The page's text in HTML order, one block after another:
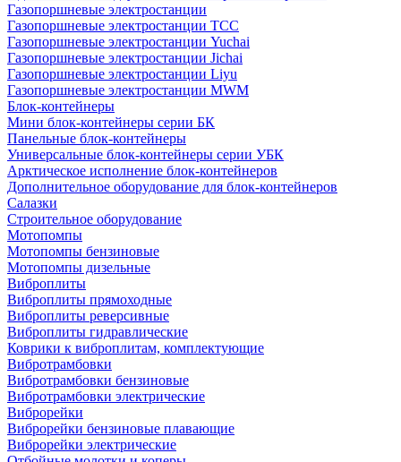
Газопоршневые электростанции
Газопоршневые электростанции ТСС
Газопоршневые электростанции Yuchai
Газопоршневые электростанции Jichai
Газопоршневые электростанции Liyu
Газопоршневые электростанции MWM
Блок-контейнеры
Мини блок-контейнеры серии БК
Панельные блок-контейнеры
Универсальные блок-контейнеры серии УБК
Арктическое исполнение блок-контейнеров
Дополнительное оборудование для блок-контейнеров
Салазки
Строительное оборудование
Мотопомпы
Мотопомпы бензиновые
Мотопомпы дизельные
Виброплиты
Виброплиты прямоходные
Виброплиты реверсивные
Виброплиты гидравлические
Коврики к виброплитам, комплектующие
Вибротрамбовки
Вибротрамбовки бензиновые
Вибротрамбовки электрические
Виброрейки
Виброрейки бензиновые плавающие
Виброрейки электрические